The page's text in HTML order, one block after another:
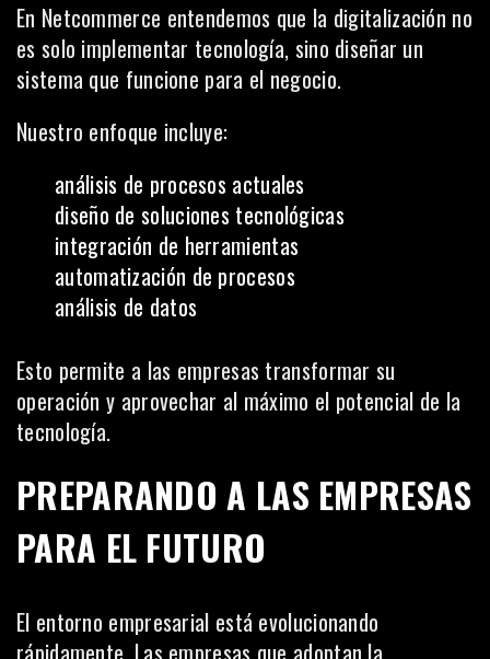
En Netcommerce entendemos que la digitalización no
es solo implementar tecnología, sino diseñar un
sistema que funcione para el negocio.
Nuestro enfoque incluye:
análisis de procesos actuales
diseño de soluciones tecnológicas
integración de herramientas
automatización de procesos
análisis de datos
Esto permite a las empresas transformar su
operación y aprovechar al máximo el potencial de la
tecnología.
PREPARANDO A LAS EMPRESAS
PARA EL FUTURO
El entorno empresarial está evolucionando